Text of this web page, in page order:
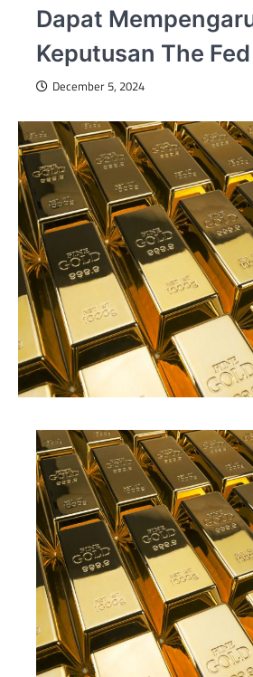
Dapat
Keputusan The Fed
December 5, 2024